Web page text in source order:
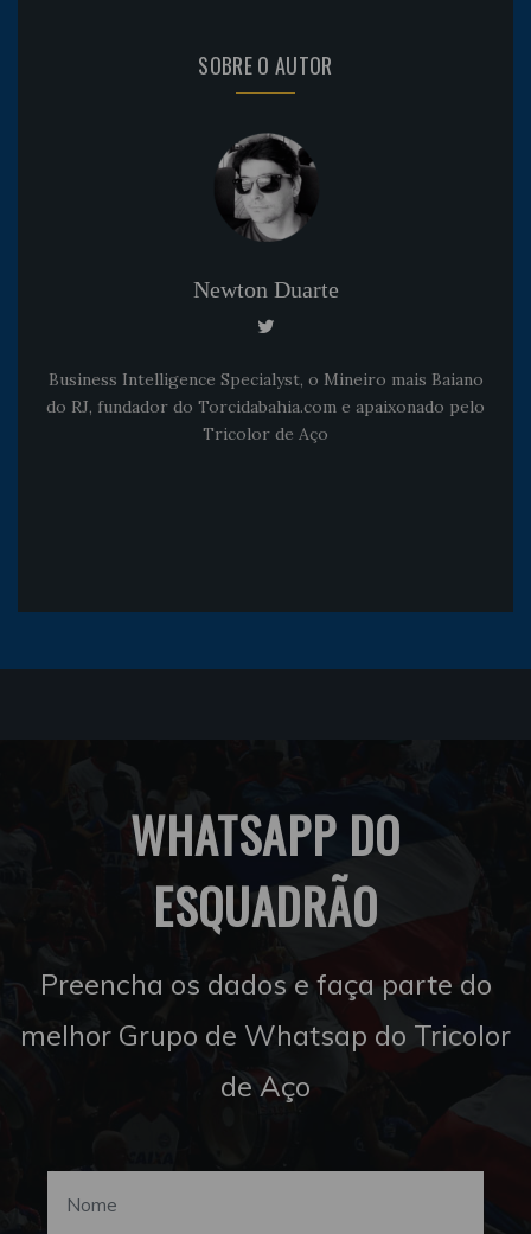
SOBRE O AUTOR
Newton Duarte
Business Intelligence Specialyst, o Mineiro mais Baiano
do RJ, fundador do Torcidabahia.com e apaixonado pelo
Tricolor de Aço
WHATSAPP DO
ESQUADRÃO
Preencha os dados e faça parte do
melhor Grupo de Whatsap do Tricolor
de Aço